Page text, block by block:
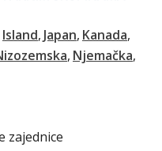
Island Japan Kanada
Njemačka
zajednice